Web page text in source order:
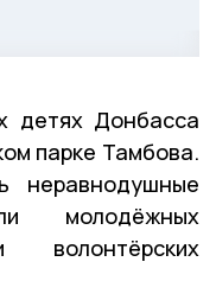
детях Донбасса
парке Тамбова.
неравнодушные
молодёжных
волонтёрских